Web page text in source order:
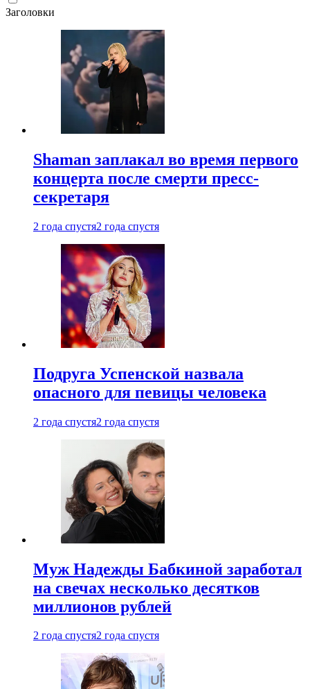
Заголовки
Shaman заплакал во время первого
концерта после смерти пресс-
секретаря
2 года спустя2 года спустя
Подруга Успенской назвала
опасного для певицы человека
2 года спустя2 года спустя
Муж Надежды Бабкиной заработал
на свечах несколько десятков
миллионов рублей
2 года спустя2 года спустя